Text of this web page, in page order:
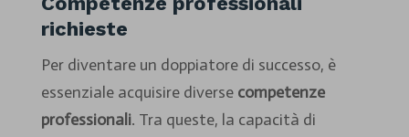
richieste
Per diventare un doppiatore di successo, è
essenziale acquisire diverse competenze
professionali. Tra queste, la capacità di